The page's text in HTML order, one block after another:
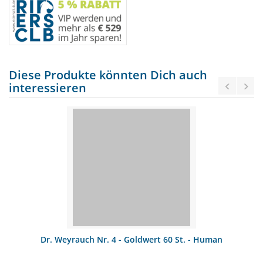
Diese Produkte könnten Dich auch
interessieren
Dr. Weyrauch Nr. 4 - Goldwert 60 St. - Human